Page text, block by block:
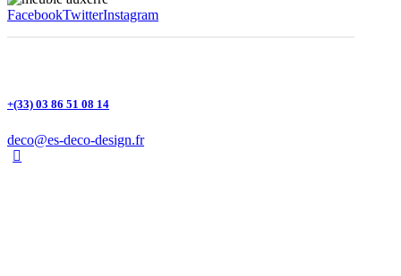
FacebookTwitterInstagram
+(33) 03 86 51 08 14
deco@es-deco-design.fr